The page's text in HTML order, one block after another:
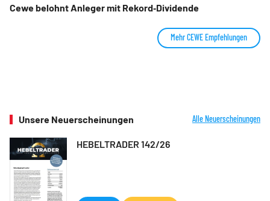
Cewe belohnt Anleger mit Rekord‑Dividende
Mehr CEWE Empfehlungen
Unsere Neuerscheinungen Alle Neuerscheinungen
HEBELTRADER 142/26